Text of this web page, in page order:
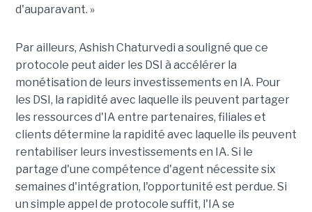
d'auparavant. »
Par ailleurs, Ashish Chaturvedi a souligné que ce
protocole peut aider les DSI à accélérer la
monétisation de leurs investissements en IA. Pour
les DSI, la rapidité avec laquelle ils peuvent partager
les ressources d'IA entre partenaires, filiales et
clients détermine la rapidité avec laquelle ils peuvent
rentabiliser leurs investissements en IA. Si le
partage d'une compétence d'agent nécessite six
semaines d'intégration, l'opportunité est perdue. Si
un simple appel de protocole suffit, l'IA se